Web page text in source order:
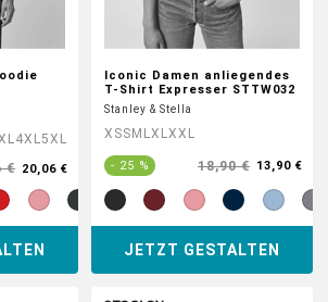
4XL5XL
€ 20,06 €
Iconic Damen anliegendes
T-Shirt Expresser STTW032
Stanley & Stella
XSS M LXLXXL
- 25 % 18,90 € 13,90 €
JETZT GESTALTEN